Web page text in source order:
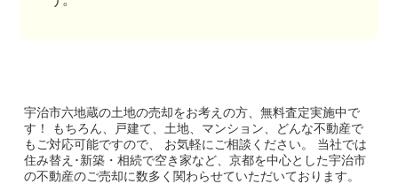
宇治市六地蔵の土地の売却をお考えの方、無料査定実施中で
す！
もちろん、戸建て、土地、マンション、どんな不動産で
もご対応可能ですので、 お気軽にご相談ください。
当社では
住み替え･新築・相続で空き家など、京都を中心とした宇治市
の不動産のご売却に数多く関わらせていただいております。